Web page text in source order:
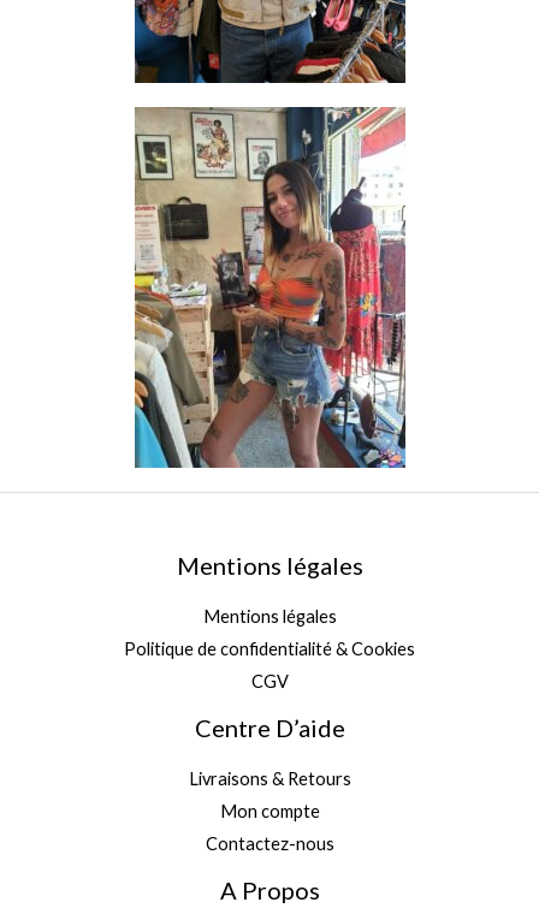
Mentions légales
Mentions légales
Politique de confidentialité & Cookies
CGV
Centre D’aide
Livraisons & Retours
Mon compte
Contactez-nous
A Propos